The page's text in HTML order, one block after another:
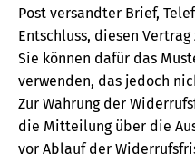
Post versandter Brief,
Entschluss, diesen
Sie können dafür das
verwenden, das jedoch
Zur Wahrung der
die Mitteilung über die
vor Ablauf der